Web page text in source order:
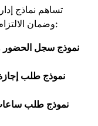
تساهم نماذج
وضمان الالتزام بالحضور والانصراف. تشمل هذه النماذج:
نموذج سجل الحضور
نموذج طلب
نموذج طلب